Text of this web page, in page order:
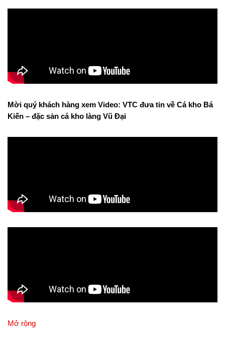
Mời quý khách hàng xem Video: VTC đưa tin về Cá kho Bá
Kiến – đặc sản cá kho làng Vũ Đại
Mở rộng